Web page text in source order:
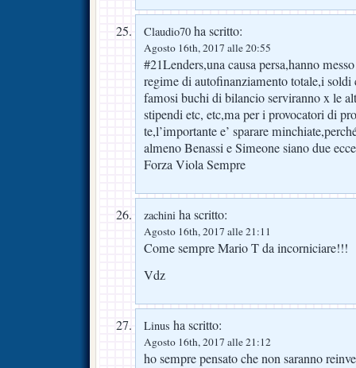
Claudio70 ha scritto:
Agosto 16th, 2017 alle 20:55
#21Lenders,una causa persa,hanno
regime di autofinanziamento totale,i
famosi buchi di bilancio serviranno x le
stipendi etc, etc,ma per i provocatori di
te,l’importante e’ sparare
almeno Benassi e Simeone siano due
Forza Viola Sempre
zachini ha scritto:
Agosto 16th, 2017 alle 21:11
Come sempre Mario T da incorniciare!!!
Vdz
Linus ha scritto:
Agosto 16th, 2017 alle 21:12
ho sempre pensato che non saranno